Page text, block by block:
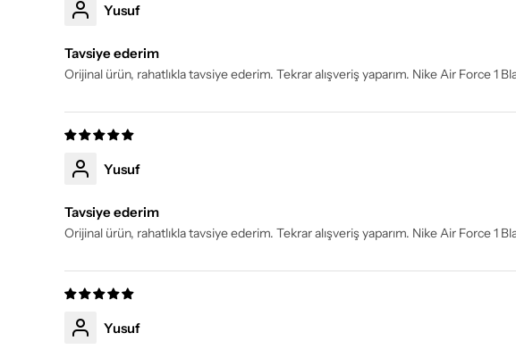
Yusuf
Tavsiye ederim
Orijinal ürün, rahatlıkla tavsiye ederim. Tekrar alışveriş yaparım. Nike Air Force 1
Yusuf
Tavsiye ederim
Orijinal ürün, rahatlıkla tavsiye ederim. Tekrar alışveriş yaparım. Nike Air Force 1
Yusuf